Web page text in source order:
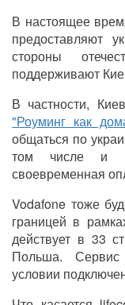
В настоящее
предоставляют
стороны
поддерживают
В частности,
"Роуминг как
общаться по
том числе и в
своевременная
Vodafone тоже
границей в
действует в 33
Польша. Сервис
условии